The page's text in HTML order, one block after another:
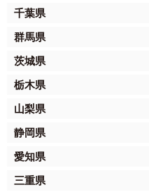
千葉県
群馬県
茨城県
栃木県
山梨県
静岡県
愛知県
三重県